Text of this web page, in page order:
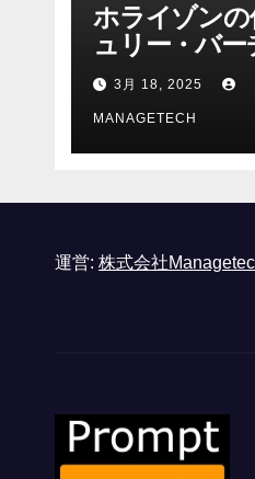
ホライゾン
ュリー・バー
ニーのAIアロ
オを見て「ゲ
ォーマンスと
形式に不安を
3月 18, 2025
MANAGETECH
運営: 株式会社